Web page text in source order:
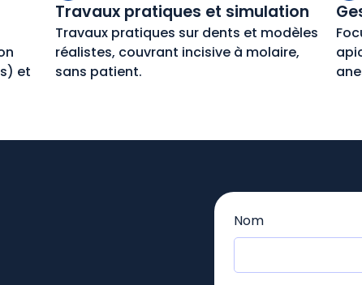
et
Travaux pratiques et simulation
Travaux pratiques sur dents et modèles
réalistes, couvrant incisive à molaire,
sans patient.
Nom